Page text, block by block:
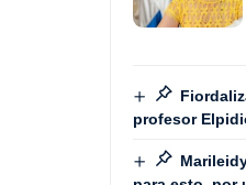
profesor